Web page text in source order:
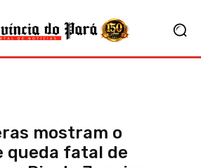
mostram o
queda fatal de